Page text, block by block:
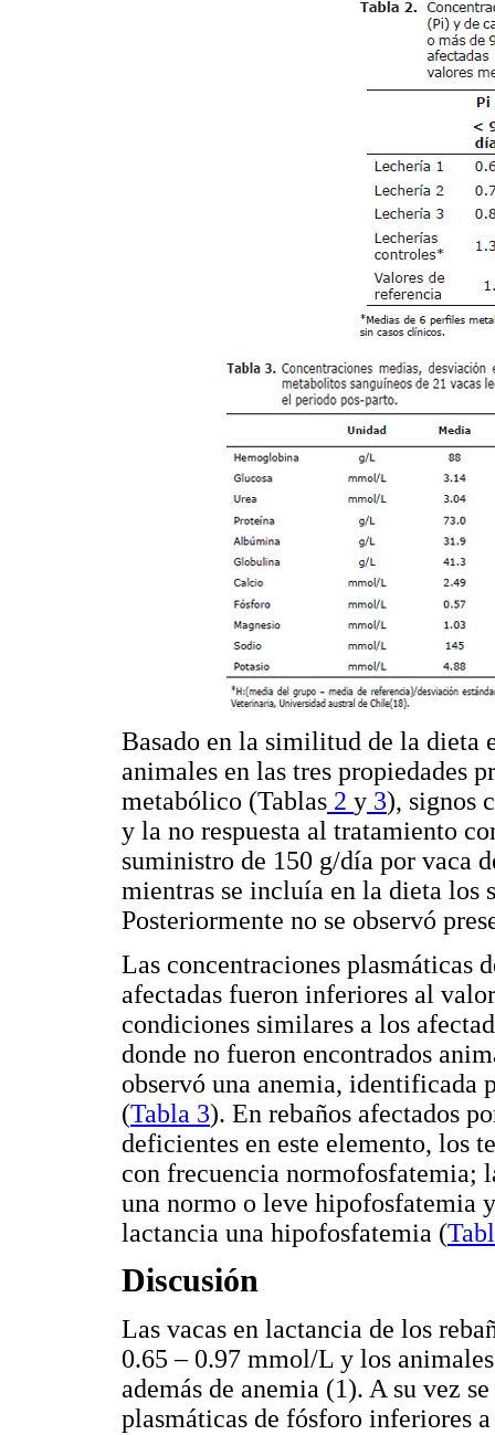
Basado en la similitud de la dieta
animales en las tres propiedades
metabólico (Tablas 2 y 3), signos
y la no respuesta al tratamiento
suministro de 150 g/día por vaca
mientras se incluía en la dieta los
Posteriormente no se observó
Las concentraciones plasmáticas
afectadas fueron inferiores al
condiciones similares a los
donde no fueron encontrados
observó una anemia, identificada
(Tabla 3). En rebaños afectados
deficientes en este elemento, los
con frecuencia normofosfatemia;
una normo o leve hipofosfatemia
lactancia una hipofosfatemia (
Discusión
Las vacas en lactancia de los
0.65 – 0.97 mmol/L y los
además de anemia (1). A su vez
plasmáticas de fósforo inferiores